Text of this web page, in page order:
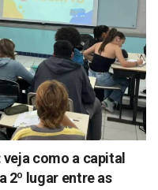
como a capital
2º lugar entre as